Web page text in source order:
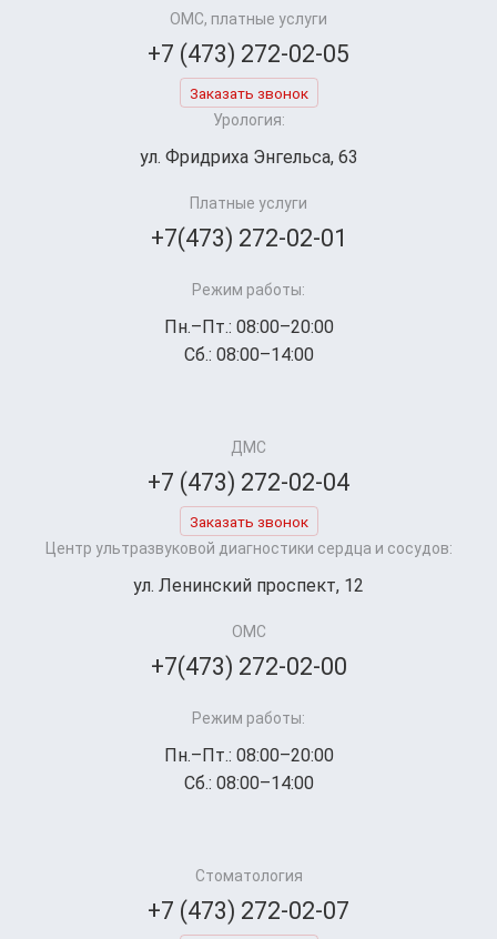
ОМС, платные услуги
+7 (473) 272-02-05
Заказать звонок
Урология:
ул. Фридриха Энгельса, 63
Платные услуги
+7(473) 272-02-01
Режим работы:
Пн.–Пт.: 08:00–20:00
Сб.: 08:00–14:00
ДМС
+7 (473) 272-02-04
Заказать звонок
Центр ультразвуковой диагностики сердца и сосудов:
ул. Ленинский проспект, 12
ОМС
+7(473) 272-02-00
Режим работы:
Пн.–Пт.: 08:00–20:00
Сб.: 08:00–14:00
Стоматология
+7 (473) 272-02-07